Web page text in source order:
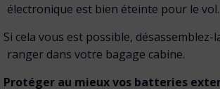
électronique est bien éteinte pour le vol.
Si cela vous est possible, désassemblez-
ranger dans votre bagage cabine.
Protéger au mieux vos batteries